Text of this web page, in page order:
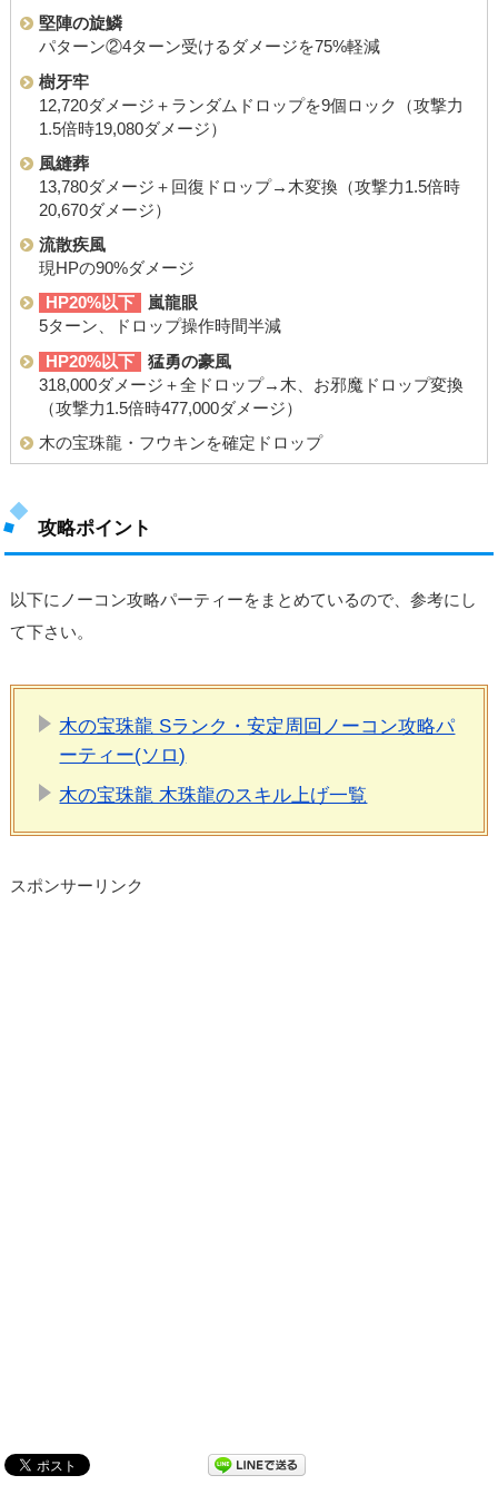
堅陣の旋鱗
パターン②4ターン受けるダメージを75%軽減
樹牙牢
12,720ダメージ＋ランダムドロップを9個ロック（攻撃力
1.5倍時19,080ダメージ）
風縫葬
13,780ダメージ＋回復ドロップ→木変換（攻撃力1.5倍時
20,670ダメージ）
流散疾風
現HPの90%ダメージ
HP20%以下
嵐龍眼
5ターン、ドロップ操作時間半減
HP20%以下
猛勇の豪風
318,000ダメージ＋全ドロップ→木、お邪魔ドロップ変換
（攻撃力1.5倍時477,000ダメージ）
木の宝珠龍・フウキンを確定ドロップ
攻略ポイント
以下にノーコン攻略パーティーをまとめているので、参考にし
て下さい。
木の宝珠龍 Sランク・安定周回ノーコン攻略パ
ーティー(ソロ)
木の宝珠龍 木珠龍のスキル上げ一覧
スポンサーリンク